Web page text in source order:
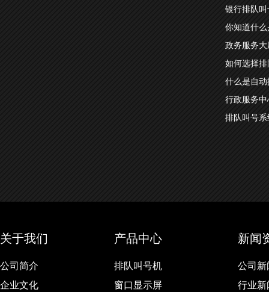
银行排队
你知道什
政务服务
如何选择
什么是自
行政服务
排队叫号
关于我们
公司简介
企业文化
产品中心
排队叫号机
窗口显示屏
新闻
公司新
行业新